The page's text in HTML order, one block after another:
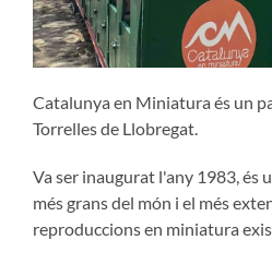
Catalunya en Miniatura és un
Torrelles de Llobregat.
Va ser inaugurat l'any 1983, és
més grans del món i el més
reproduccions en miniatura